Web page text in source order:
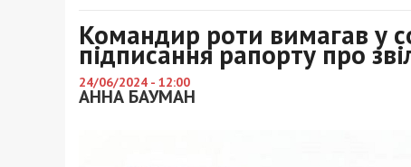
Командир роти вимагав у
підписання рапорту про
24/06/2024 - 12:00
АННА БАУМАН